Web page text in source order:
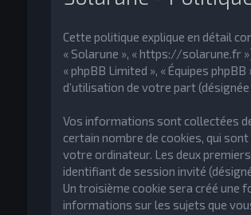
Cette politique explique en détail
« Solarune », « https://solarune.fr
« phpBB Limited », « Équipes
d’utilisation de votre part
Vos informations sont collectées
certain nombre de cookies, qui
votre ordinateur. Les deux
identifiant de session invité
Un troisième cookie sera créé une
informations sur les sujets que